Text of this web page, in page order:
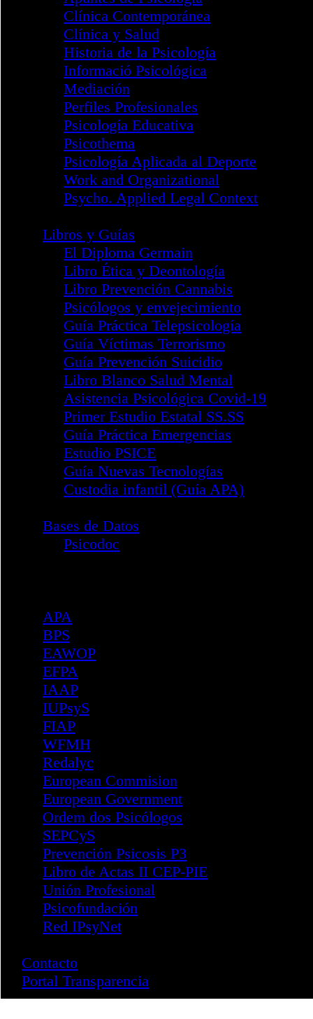
Ventanilla Única
Archivo Fotográfico
Canal YouTube COP
STOP Intrusismo
Telepsicología - Psypocket
Colegios
Mapa de Colegios
Álava
Andalucía Occidental
Andalucía Oriental
Aragón
Bizkaia
Cantabria
Castilla - La Mancha
Castilla y León
Catalunya
Ceuta
Comunitat Valenciana
Extremadura
Galicia
Gipuzkoa
Melilla
Navarra
Las Palmas
Principado de Asturias
Región de Murcia
La Rioja
Santa Cruz de Tenerife
Publicaciones
Revistas
Infocop
Infocop Online
Último Número
Números Anteriores
Papeles del Psicólogo